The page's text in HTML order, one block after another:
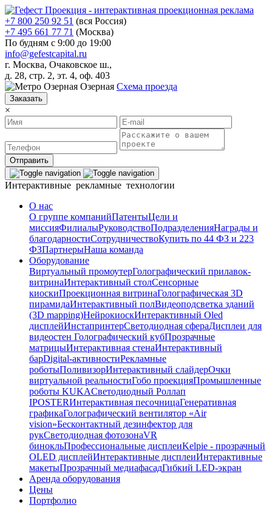
+7 800 250 92 51 (вся Россия)
+7 495 661 77 71 (Москва)
По будням с 9:00 до 19:00
info@gefestcapital.ru
г. Москва, Очаковское ш.,
д. 28, стр. 2, эт. 4, оф. 403
Озерная Схема проезда
Заказать
×
Отправить
Интерактивные рекламные технологии
О нас
О группе компанийПатентыЦели и
миссияФилиалыРуководствоПодразделенияНаграды и
благодарностиСотрудничествоКупить по 44 ФЗ и 223
ФЗПартнерыНаша команда
Оборудование
Виртуальный промоутерГолографический прилавок-
витринаИнтерактивный столСенсорные
киоскиПроекционная витринаГолографическая 3D
пирамидаИнтерактивный полВидеоподсветка зданий
(3D mapping)НейрокиоскИнтерактивный Oled
дисплейИнстапринтерСветодиодная сфераДисплеи для
видеостен Голографический кубПрозрачные
матрицыИнтерактивная стенаИнтерактивный
барDigital-активностиРекламные
роботыПоливизорИнтерактивный слайдерОчки
виртуальной реальностиГобо проекцияПромышленные
роботы KUKAСветодиодный Роллап
IPOSTERИнтерактивная песочницаГенеративная
графикаГолографический вентилятор «Air
vision»Бесконтактный дезинфектор для
рукСветодиодная фотозонаVR
бинокльПрофессиональные дисплеиKelpie - прозрачный
OLED дисплейИнтерактивные дисплеиИнтерактивные
макетыПрозрачный медиафасадГибкий LED-экран
Аренда оборудования
Цены
Портфолио